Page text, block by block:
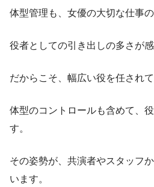
体型管理も、女優の大切な仕事
役者としての引き出しの多さが感
だからこそ、幅広い役を任され
体型のコントロールも含めて、
す。
その姿勢が、共演者やスタッフ
います。